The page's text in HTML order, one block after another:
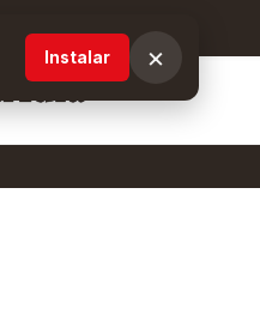
Instalar ×